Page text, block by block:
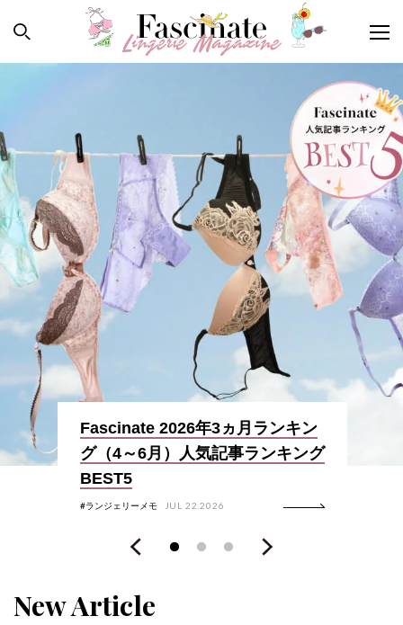
PEOPLE
HOW TO
LINGERINE
FORTUNE
SPECIAL
Fascinate 2026年3ヵ月ランキン
グ（4～6月）人気記事ランキング
BEST5
ランジェリーメモ JUL 22.2026
New Article